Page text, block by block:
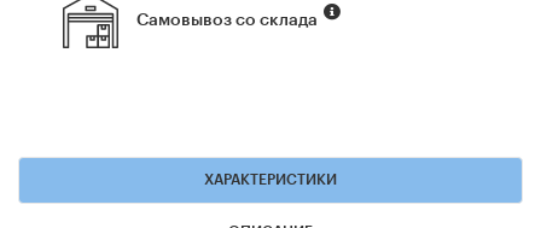
Самовывоз со склада
ХАРАКТЕРИСТИКИ